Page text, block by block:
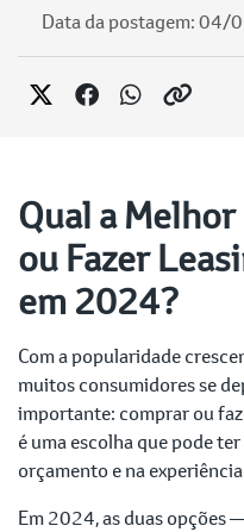
Data da postagem:
Qual a
ou Fazer
em 2024?
Com a popularidade
muitos consumidores se
importante: comprar ou
é uma escolha que pode
orçamento e na
Em 2024, as duas